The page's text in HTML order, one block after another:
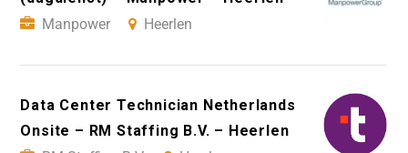
Manpower
Heerlen
Data Center Technician Netherlands
Onsite – RM Staffing B.V. – Heerlen